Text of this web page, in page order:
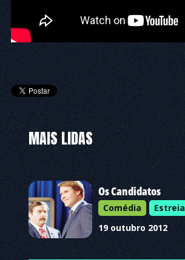
MAIS LIDAS
Os Candidatos
Comédia
Estreia
19 outubro 2012